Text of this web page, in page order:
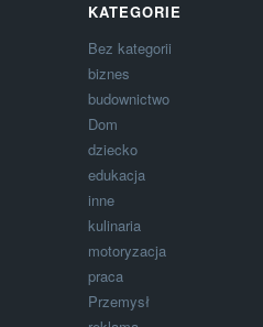
KATEGORIE
Bez kategorii
biznes
budownictwo
Dom
dziecko
edukacja
inne
kulinaria
motoryzacja
praca
Przemysł